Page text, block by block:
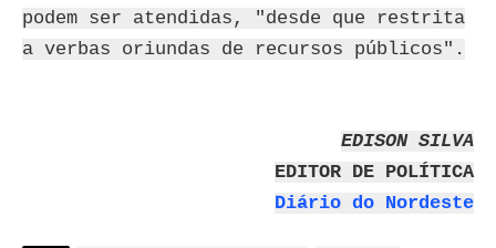
podem ser atendidas, "desde que restrita
a verbas oriundas de recursos públicos".
EDISON SILVA
EDITOR DE POLÍTICA
Diário do Nordeste